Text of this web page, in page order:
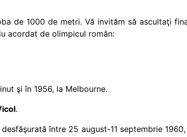
de 1000 de metri. Vă invităm să ascultaţi
acordat de olimpicul român:
şi în 1956, la Melbourne.
l.
între 25 august-11 septembrie